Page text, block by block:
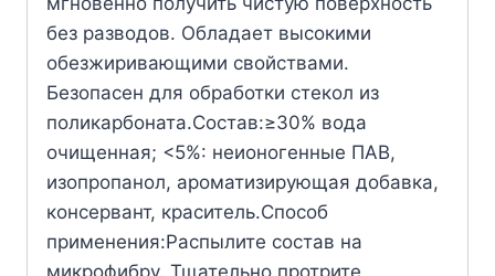
без разводов. Обладает высокими
обезжиривающими свойствами.
Безопасен для обработки стекол из
поликарбоната.Состав:≥30% вода
очищенная; <5%: неионогенные ПАВ,
изопропанол, ароматизирующая добавка,
консервант, краситель.Способ
применения:Распылите состав на